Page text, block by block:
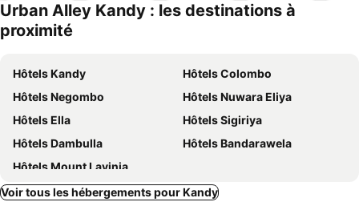
Urban Alley Kandy : les destinations à
proximité
Hôtels Kandy
Hôtels Colombo
Hôtels Negombo
Hôtels Nuwara Eliya
Hôtels Ella
Hôtels Sigiriya
Hôtels Dambulla
Hôtels Bandarawela
Hôtels Mount Lavinia
Voir tous les hébergements pour Kandy